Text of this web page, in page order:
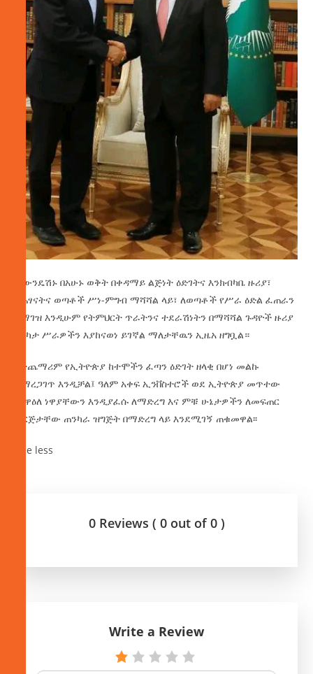
ፋውንዴሽኑ በአሁኑ ወቅት በቀዳማይ ልጅነት ዕድገትና እንክብካቤ ዙሪያ፣
በሕፃናትና ወጣቶች ሥነ-ምግብ ማሻሻል ላይ፣ ለወጣቶች የሥራ ዕድል ፈጠራን
በማገዝ እንዲሁም የትምህርት ጥራትንና ተደራሽነትን በማሻሻል ጉዳዮች ዙሪያ
በርካታ ሥራዎችን እያከናወነ ይገኛል ማለታቸዉን ኢዜአ ዘግቧል።
በተጨማሪም የኢትዮጵያ ከተሞችን ፈጣን ዕድገት ዘላቂ በሆነ መልኩ
ለማረጋገጥ እንዲቻል፤ ዓለም አቀፍ ኢንቨስተሮች ወደ ኢትዮጵያ መጥተው
መዋዕለ ነዋያቸውን እንዲያፈሱ ለማድረግ እና ምቹ ሁኔታዎችን ለመፍጠር
ድርጅታቸው ጠንካራ ዝግጅት በማድረግ ላይ እንደሚገኝ ጠቁመዋል፡፡
See less
0 Reviews ( 0 out of 0 )
Write a Review